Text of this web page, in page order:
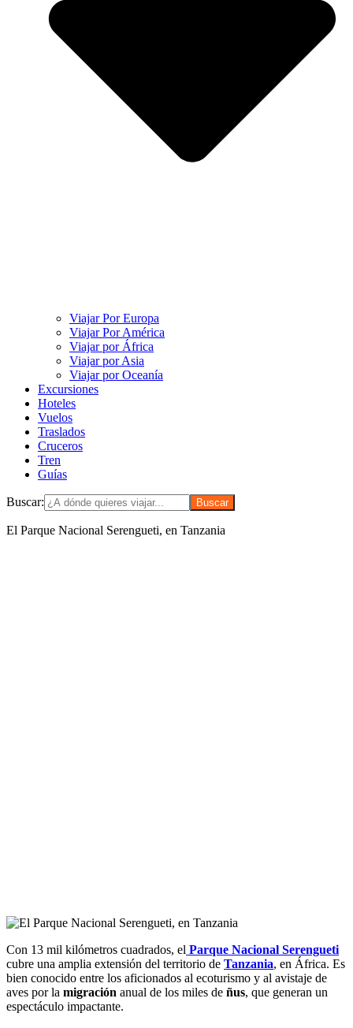
Viajar Por Europa
Viajar Por América
Viajar por África
Viajar por Asia
Viajar por Oceanía
Excursiones
Hoteles
Vuelos
Traslados
Cruceros
Tren
Guías
Buscar:
El Parque Nacional Serengueti, en Tanzania
Con 13 mil kilómetros cuadrados, el Parque Nacional Serengueti
cubre una amplia extensión del territorio de Tanzania, en África. Es
bien conocido entre los aficionados al ecoturismo y al avistaje de
aves por la migración anual de los miles de ñus, que generan un
espectáculo impactante.